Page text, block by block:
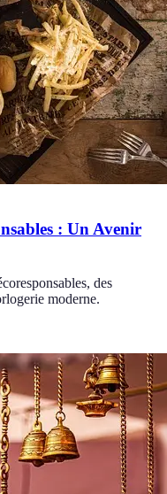
: Un Avenir
des
moderne.